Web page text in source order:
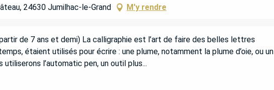
24630 Jumilhac-le-Grand M'y rendre
de 7 ans et demi) La calligraphie est l’art de faire des belles lettres
étaient utilisés pour écrire : une plume, notamment la plume d’oie, ou un
l’automatic pen, un outil plus...